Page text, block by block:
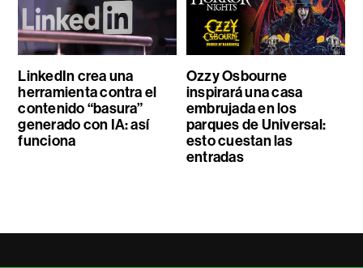
LinkedIn crea una
herramienta contra el
contenido “basura”
generado con IA: así
funciona
Ozzy Osbourne
inspirará una casa
embrujada en los
parques de Universal:
esto cuestan las
entradas